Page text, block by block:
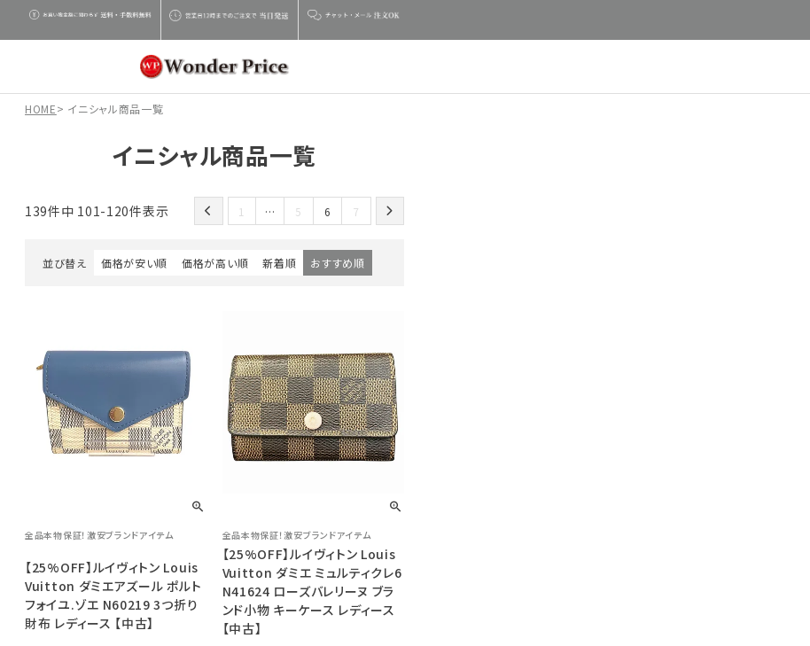
HOME イニシャル商品一覧
イニシャル商品一覧
並び替え 価格が安い順 価格が高い順 新着順 おすすめ順
139件中 101-120件表示 1 … 5 6 7
全品本物保証！激安ブランドアイテム
【25%OFF】ルイヴィトン Louis
Vuitton ダミエアズール ポルト
フォイユ.ゾエ N60219 3つ折り
財布 レディース 【中古】
全品本物保証！激安ブランドアイテム
【25%OFF】ルイヴィトン Louis
Vuitton ダミエ ミュルティクレ6
N41624 ローズバレリーヌ ブラ
ンド小物 キーケース レディース
【中古】